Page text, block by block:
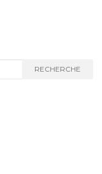
RECHERCHE